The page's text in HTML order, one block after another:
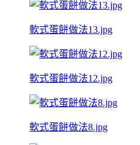
軟式蛋餅做法13.jpg
軟式蛋餅做法12.jpg
軟式蛋餅做法8.jpg